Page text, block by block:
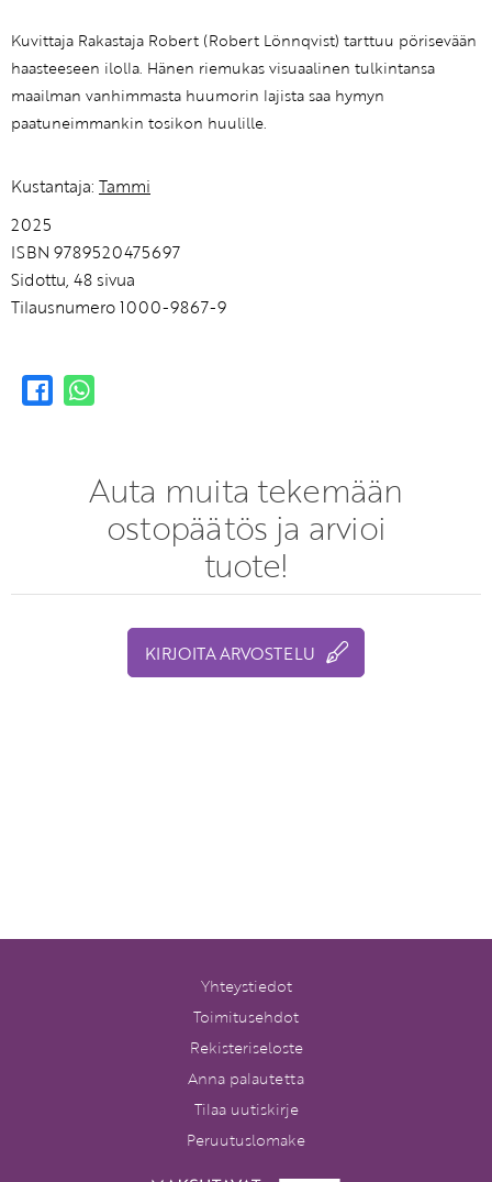
Kuvittaja Rakastaja Robert (Robert Lönnqvist) tarttuu pörisevään
haasteeseen ilolla. Hänen riemukas visuaalinen tulkintansa
maailman vanhimmasta huumorin lajista saa hymyn
paatuneimmankin tosikon huulille.
Kustantaja: Tammi
2025
ISBN 9789520475697
Sidottu, 48 sivua
Tilausnumero 1000-9867-9
Auta muita tekemään
ostopäätös ja arvioi
tuote!
KIRJOITA ARVOSTELU
Yhteystiedot
Toimitusehdot
Rekisteriseloste
Anna palautetta
Tilaa uutiskirje
Peruutuslomake